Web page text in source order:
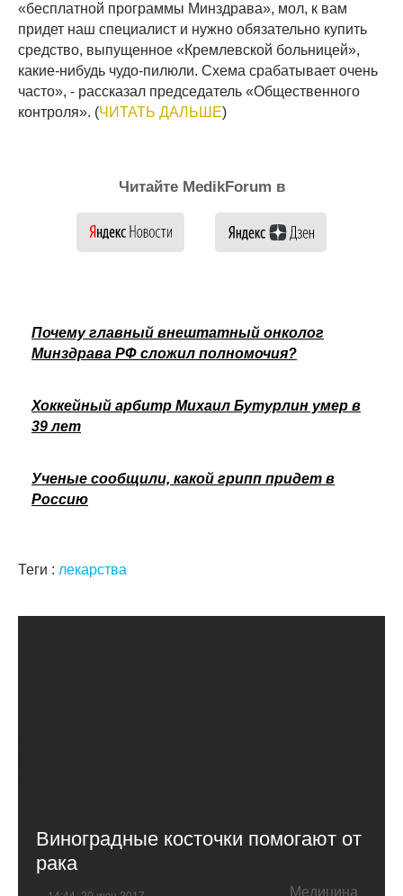
«бесплатной программы Минздрава», мол, к вам
придет наш специалист и нужно обязательно купить
средство, выпущенное «Кремлевской больницей»,
какие-нибудь чудо-пилюли. Схема срабатывает очень
часто», - рассказал председатель «Общественного
контроля». (ЧИТАТЬ ДАЛЬШЕ)
Читайте MedikForum в
Почему главный внештатный онколог
Минздрава РФ сложил полномочия?
Хоккейный арбитр Михаил Бутурлин умер в
39 лет
Ученые сообщили, какой грипп придет в
Россию
Теги : лекарства
Виноградные косточки помогают от
рака
Медицина